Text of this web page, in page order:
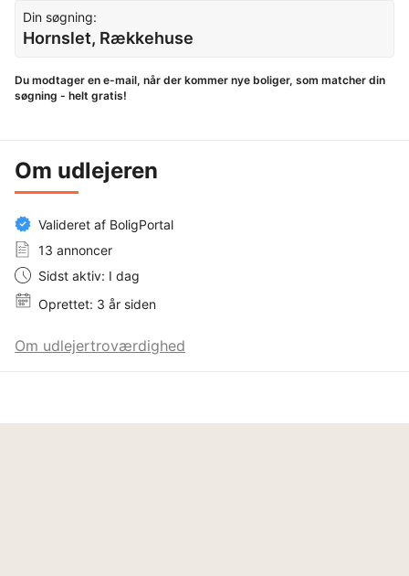
Din søgning:
Hornslet, Rækkehuse
Du modtager en e-mail, når der kommer nye boliger, som matcher din
søgning - helt gratis!
Om udlejeren
Valideret af BoligPortal
13 annoncer
Sidst aktiv: I dag
Oprettet: 3 år siden
Om udlejertroværdighed